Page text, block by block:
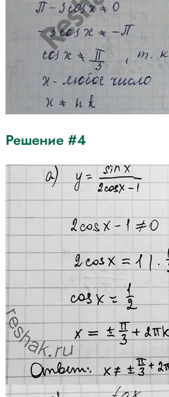
Решение #4